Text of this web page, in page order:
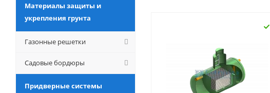
Материалы защиты и
укрепления грунта
Газонные решетки
Садовые бордюры
Придверные системы